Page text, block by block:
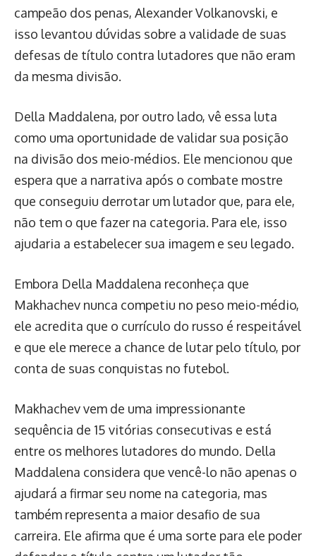
campeão dos penas, Alexander Volkanovski, e
isso levantou dúvidas sobre a validade de suas
defesas de título contra lutadores que não eram
da mesma divisão.
Della Maddalena, por outro lado, vê essa luta
como uma oportunidade de validar sua posição
na divisão dos meio-médios. Ele mencionou que
espera que a narrativa após o combate mostre
que conseguiu derrotar um lutador que, para ele,
não tem o que fazer na categoria. Para ele, isso
ajudaria a estabelecer sua imagem e seu legado.
Embora Della Maddalena reconheça que
Makhachev nunca competiu no peso meio-médio,
ele acredita que o currículo do russo é respeitável
e que ele merece a chance de lutar pelo título, por
conta de suas conquistas no futebol.
Makhachev vem de uma impressionante
sequência de 15 vitórias consecutivas e está
entre os melhores lutadores do mundo. Della
Maddalena considera que vencê-lo não apenas o
ajudará a firmar seu nome na categoria, mas
também representa a maior desafio de sua
carreira. Ele afirma que é uma sorte para ele poder